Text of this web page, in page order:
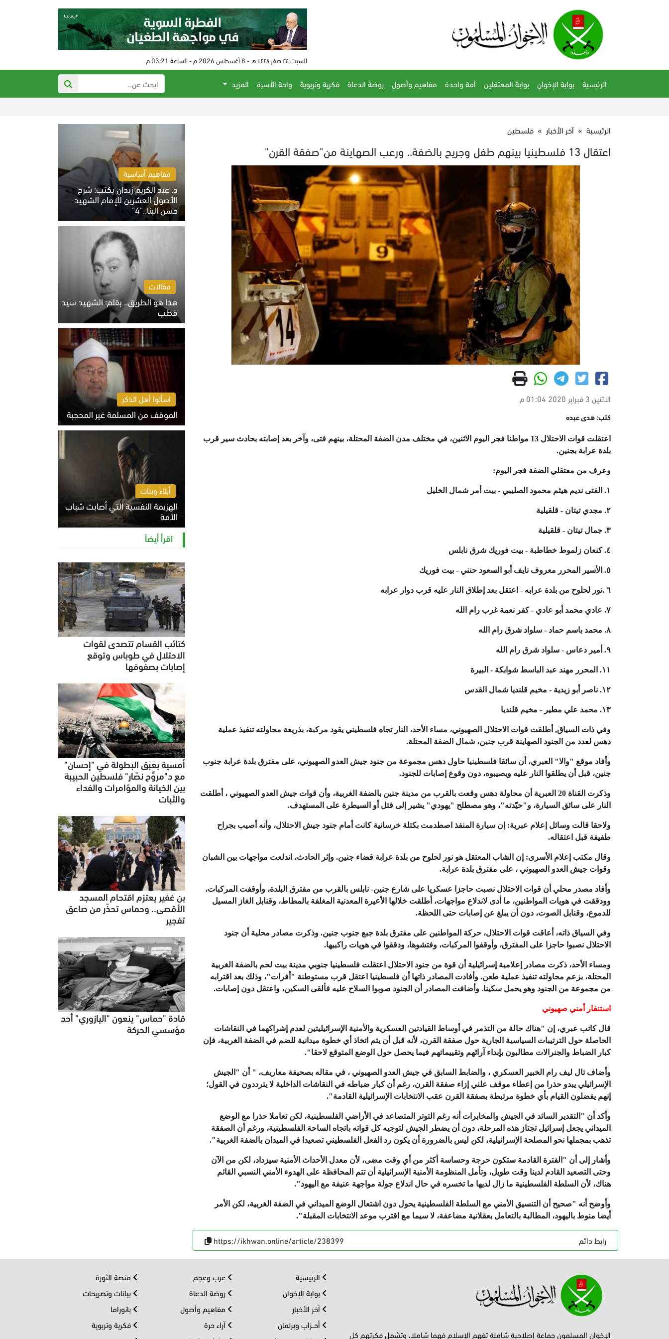
السبت ٢٤ صفر ١٤٤٨ هـ - 8 أغسطس 2026 م - الساعة 03:21 م
الرئيسية بوابة الإخوان بوابة المعتقلين أمة واحدة مفاهيم وأصول روضة الدعاة فكرية وتربوية واحة الأسرة
المزيد
الرئيسية » آخر الأخبار » فلسطين
اعتقال 13 فلسطينيا بينهم طفل وجريح بالضفة.. ورعب الصهاينة من"صفقة القرن"
الاثنين 3 فبراير 2020 01:04 م
كتب: هدى عبده
اعتقلت قوات الاحتلال 13 مواطنا فجر اليوم الاثنين، في مختلف مدن الضفة المحتلة، بينهم فتى، وآخر بعد إصابته بحادث سير قرب
بلدة عرابة بجنين.
وعرف من معتقلي الضفة فجر اليوم:
١. الفتى نديم هيثم محمود الصليبي - بيت أمر شمال الخليل
٢. مجدي تيتان - قلقيلية
٣. جمال تيتان - قلقيلية
٤. كنعان زلموط خطاطبة - بيت فوريك شرق نابلس
٥. الأسير المحرر معروف نايف أبو السعود حنني - بيت فوريك
٦ .نور لحلوح من بلدة عرابه - اعتقل بعد إطلاق النار عليه قرب دوار عرابه
٧. عادي محمد أبو عادي - كفر نعمة غرب رام الله
٨. محمد باسم حماد - سلواد شرق رام الله
٩. أمير دعاس - سلواد شرق رام الله
١١. المحرر مهند عبد الباسط شوابكة - البيرة
١٢. ناصر أبو زيدية - مخيم قلنديا شمال القدس
١٣. محمد علي مطير - مخيم قلنديا
وفي ذات السياق, أطلقت قوات الاحتلال الصهيوني، مساء الأحد، النار تجاه فلسطيني يقود مركبة، بذريعة محاولته تنفيذ عملية
دهس لعدد من الجنود الصهاينة قرب جنين، شمال الضفة المحتلة.
وأفاد موقع "والا" العبري، أن سائقا فلسطينيا حاول دهس مجموعة من جنود جيش العدو الصهيوني، على مفترق بلدة عرابة جنوب
جنين، قبل أن يطلقوا النار عليه ويصيبوه، دون وقوع إصابات للجنود.
وذكرت القناة 20 العبرية أن محاولة دهس وقعت بالقرب من مدينة جنين بالضفة الغربية، وأن قوات جيش العدو الصهيوني ، أطلقت
النار على سائق السيارة، و"حيّدته"، وهو مصطلح "يهودي" يشير إلى قتل أو السيطرة على المستهدف.
ولاحقا قالت وسائل إعلام عبرية: إن سيارة المنفذ اصطدمت بكتلة خرسانية كانت أمام جنود جيش الاحتلال، وأنه أصيب بجراح
طفيفة قبل اعتقاله.
وقال مكتب إعلام الأسرى: إن الشاب المعتقل هو نور لحلوح من بلدة عرابة قضاء جنين. وإثر الحادث، اندلعت مواجهات بين الشبان
وقوات جيش العدو الصهيوني ، على مفترق بلدة عرابة.
وأفاد مصدر محلي أن قوات الاحتلال نصبت حاجزا عسكريا على شارع جنين- نابلس بالقرب من مفترق البلدة، وأوقفت المركبات،
وودققت في هويات المواطنين، ما أدى لاندلاع مواجهات، أطلقت خلالها الأعيرة المعدنية المغلفة بالمطاط، وقنابل الغاز المسيل
للدموع، وقنابل الصوت، دون أن يبلغ عن إصابات حتى اللحظة.
وفي السياق ذاته، أعاقت قوات الاحتلال، حركة المواطنين على مفترق بلدة جبع جنوب جنين. وذكرت مصادر محلية أن جنود
الاحتلال نصبوا حاجزا على المفترق، وأوقفوا المركبات، وفتشوها، ودققوا في هويات راكبيها.
ومساء الأحد، ذكرت مصادر إعلامية إسرائيلية أن قوة من جنود الاحتلال اعتقلت فلسطينيا جنوبي مدينة بيت لحم بالضفة الغربية
المحتلة، بزعم محاولته تنفيذ عملية طعن. وأفادت المصادر ذاتها أن فلسطينيا اعتقل قرب مستوطنة "أفرات"، وذلك بعد اقترابه
من مجموعة من الجنود وهو يحمل سكينا. وأضافت المصادر أن الجنود صوبوا السلاح عليه فألقى السكين، واعتقل دون إصابات.
استنفار أمني صهيوني
قال كاتب عبري، إن "هناك حالة من التذمر في أوساط القيادتين العسكرية والأمنية الإسرائيليتين لعدم إشراكهما في النقاشات
الحاصلة حول الترتيبات السياسية الجارية حول صفقة القرن، لأنه قبل أن يتم اتخاذ أي خطوة ميدانية للضم في الضفة الغربية، فإن
كبار الضباط والجنرالات مطالبون بإبداء آرائهم وتقييماتهم فيما يحصل حول الوضع المتوقع لاحقا".
وأضاف تال ليف رام الخبير العسكري ، والضابط السابق في جيش العدو الصهيوني ، في مقاله بصحيفة معاريف، " أن "الجيش
الإسرائيلي يبدو حذرا من إعطاء موقف علني إزاء صفقة القرن، رغم أن كبار ضباطه في النقاشات الداخلية لا يترددون في القول؛
إنهم يفضلون القيام بأي خطوة مرتبطة بصفقة القرن عقب الانتخابات الإسرائيلية القادمة".
وأكد أن "التقدير السائد في الجيش والمخابرات أنه رغم التوتر المتصاعد في الأراضي الفلسطينية، لكن تعاملا حذرا مع الوضع
الميداني يجعل إسرائيل تجتاز هذه المرحلة، دون أن يضطر الجيش لتوجيه كل قواته باتجاه الساحة الفلسطينية، ورغم أن الصفقة
تذهب بمجملها نحو المصلحة الإسرائيلية، لكن ليس بالضرورة أن يكون رد الفعل الفلسطيني تصعيدا في الميدان بالضفة الغربية".
وأشار إلى أن "الفترة القادمة ستكون حرجة وحساسة أكثر من أي وقت مضى، لأن معدل الأحداث الأمنية سيزداد، لكن من الآن
وحتى التصعيد القادم لدينا وقت طويل، وتأمل المنظومة الأمنية الإسرائيلية أن تتم المحافظة على الهدوء الأمني النسبي القائم
هناك، لأن السلطة الفلسطينية ما زال لديها ما تخسره في حال اندلاع جولة مواجهة عنيفة مع اليهود".
وأوضح أنه "صحيح أن التنسيق الأمني مع السلطة الفلسطينية يحول دون اشتعال الوضع الميداني في الضفة الغربية، لكن الأمر
أيضا منوط باليهود، المطالبة بالتعامل بعقلانية مضاعفة، لا سيما مع اقترب موعد الانتخابات المقبلة".
رابط دائم https://ikhwan.online/article/238399
مفاهيم أساسية
د. عبد الكريم زيدان يكتب: شرح
الأصول العشرين للإمام الشهيد
حسن البنا.."4"
الخميس 6 أغسطس 2026 10:27 ص
مقالات
هذا هو الطريق.. بقلم: الشهيد سيد
قطب
الخميس 6 أغسطس 2026 10:52 ص
اسألوا أهل الذكر
الموقف من المسلمة غير المحجبة
الخميس 6 أغسطس 2026 10:45 ص
أبناء وبنات
الهزيمة النفسية التي أصابت شباب
الأمة
الخميس 6 أغسطس 2026 11:12 ص
اقرأ أيضاً
كتائب القسام تتصدى لقوات
الاحتلال في طوباس وتوقع
إصابات بصفوفها
أمسية بعَبَق البطولة في "إحسان"
مع د"مروِّح نصّار" فلسطين الحبيبة
بين الخيانة والمؤامرات والفداء
والثبات
بن غفير يعتزم اقتحام المسجد
الأقصى.. وحماس تحذّر من صاعق
تفجير
قادة "حماس" ينعون "اليازوري" أحد
مؤسسي الحركة
الإخوان المسلمون جماعة إصلاحية شاملة تفهم الإسلام فهما شاملا، وتشمل فكرتهم كل
الرئيسية
بوابة الإخوان
آخر الأخبار
أحــزاب وبرلمان
عرب وعجم
روضة الدعاة
مفاهيم وأصول
آراء حرة
منصة الثورة
بيانات وتصريحات
بانوراما
فكرية وتربوية